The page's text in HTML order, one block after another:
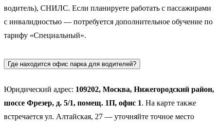
водитель), СНИЛС. Если планируете работать с пассажирами
с инвалидностью — потребуется дополнительное обучение по
тарифу «Специальный».
Где находится офис парка для водителей?
Юридический адрес: 109202, Москва, Нижегородский район,
шоссе Фрезер, д. 5/1, помещ. 1П, офис 1. На карте также
встречается ул. Алтайская, 27 — уточняйте точное место